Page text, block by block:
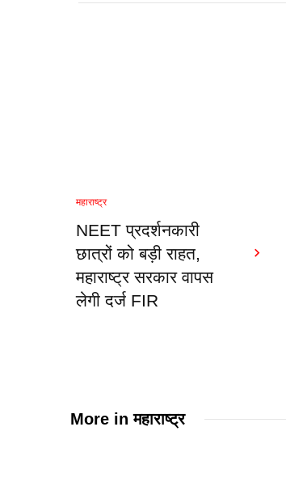
महाराष्ट्र
NEET प्रदर्शनकारी
छात्रों को बड़ी राहत,
महाराष्ट्र सरकार वापस
लेगी दर्ज FIR
More inमहाराष्ट्र